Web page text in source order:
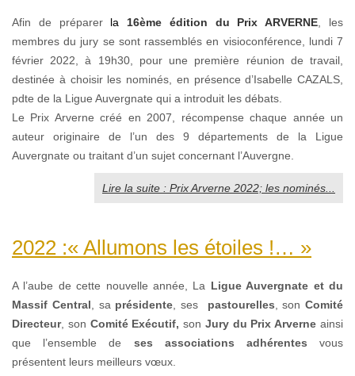
Afin de préparer la 16ème édition du Prix ARVERNE , les
membres du jury se sont rassemblés en visioconférence, lundi 7
février 2022, à 19h30, pour une première réunion de travail,
destinée à choisir les nominés, en présence d’Isabelle CAZALS,
pdte de la Ligue Auvergnate qui a introduit les débats.
Le Prix Arverne créé en 2007, récompense chaque année un
auteur originaire de l’un des 9 départements de la Ligue
Auvergnate ou traitant d’un sujet concernant l’Auvergne.
Lire la suite : Prix Arverne 2022; les nominés...
2022 :« Allumons les étoiles !… »
A l’aube de cette nouvelle année, La Ligue Auvergnate et du
Massif Central , sa présidente , ses pastourelles , son Comité
Directeur, son Comité Exécutif,son Jury du Prix Arverne ainsi
que l’ensemble de ses associations adhérentes vous
présentent leurs meilleurs vœux.